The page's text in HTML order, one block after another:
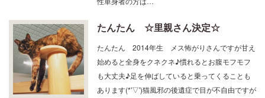
たんたん ☆里親さん決定☆
たんたん 2014年生 メス怖がりさんですが甘え
始めると全身をクネクネ♪慣れるとお腹モフモフ
も大丈夫♪足を伸ばしていると乗ってくることも
あります(*'▽')猫風邪の後遺症で目が不自由ですが